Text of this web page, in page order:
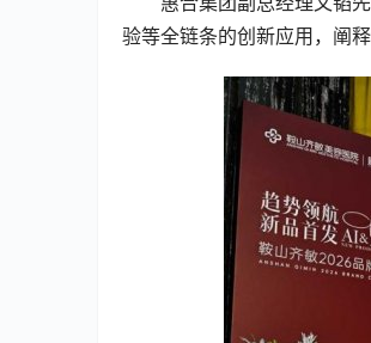
验等全链条的创新应用，阐